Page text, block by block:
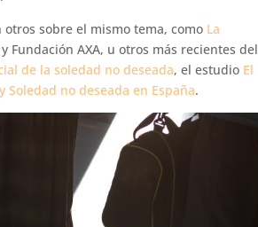
sobre el mismo tema, como La
Fundación AXA, u otros más recientes del
de la soledad no deseada, el estudio El
Soledad no deseada en España.